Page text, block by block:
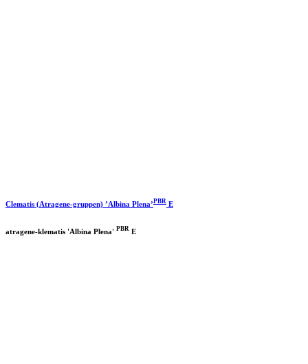
Clematis (Atragene-gruppen) ’Albina Plena’PBR E
atragene-klematis 'Albina Plena' PBR E